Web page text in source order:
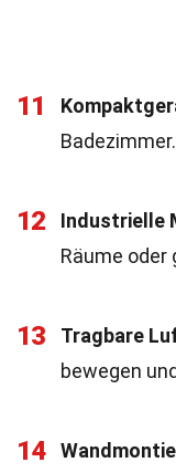
11
Badezimmer.
12 Industrielle
Räume oder
13 Tragbare
bewegen
14